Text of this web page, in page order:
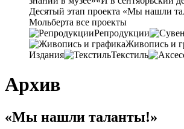
Десятый этап проекта «Мы нашли
Мольберта все проекты
Репродукции
Живопись и
Издания
Текстиль
Архив
«Мы нашли таланты!»